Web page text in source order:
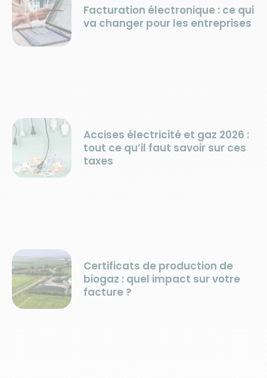
Facturation électronique : ce qui
va changer pour les entreprises
Accises électricité et gaz 2026 :
tout ce qu’il faut savoir sur ces
taxes
Certificats de production de
biogaz : quel impact sur votre
facture ?